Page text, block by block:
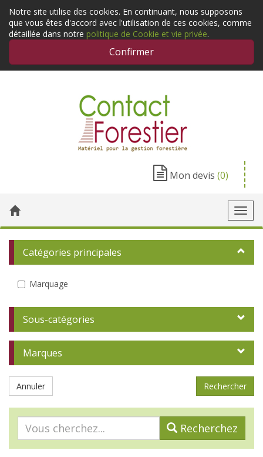
Notre site utilise des cookies. En continuant, nous supposons
que vous êtes d'accord avec l'utilisation de ces cookies, comme
détaillée dans notre politique de Cookie et vie privée.
Confirmer
Mon devis (0)
Catégories principales
Marquage
Sous-catégories
Marques
Annuler
Recherchez